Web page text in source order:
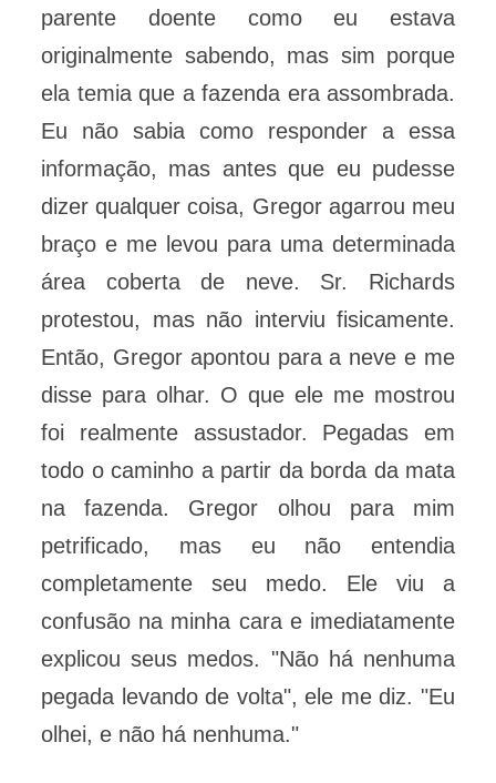
parente doente como eu estava
originalmente sabendo, mas sim porque
ela temia que a fazenda era assombrada.
Eu não sabia como responder a essa
informação, mas antes que eu pudesse
dizer qualquer coisa, Gregor agarrou meu
braço e me levou para uma determinada
área coberta de neve. Sr. Richards
protestou, mas não interviu fisicamente.
Então, Gregor apontou para a neve e me
disse para olhar. O que ele me mostrou
foi realmente assustador. Pegadas em
todo o caminho a partir da borda da mata
na fazenda. Gregor olhou para mim
petrificado, mas eu não entendia
completamente seu medo. Ele viu a
confusão na minha cara e imediatamente
explicou seus medos. "Não há nenhuma
pegada levando de volta", ele me diz. "Eu
olhei, e não há nenhuma."